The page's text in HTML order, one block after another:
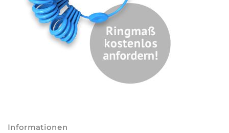
Informationen